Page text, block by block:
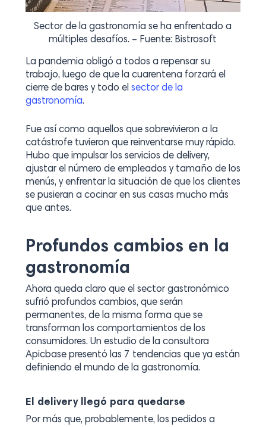
Sector de la gastronomía se ha enfrentado a
múltiples desafíos. – Fuente: Bistrosoft
La pandemia obligó a todos a repensar su
trabajo, luego de que la cuarentena forzará el
cierre de bares y todo el sector de la
gastronomía.
Fue así como aquellos que sobrevivieron a la
catástrofe tuvieron que reinventarse muy rápido.
Hubo que impulsar los servicios de delivery,
ajustar el número de empleados y tamaño de los
menús, y enfrentar la situación de que los clientes
se pusieran a cocinar en sus casas mucho más
que antes.
Profundos cambios en la
gastronomía
Ahora queda claro que el sector gastronómico
sufrió profundos cambios, que serán
permanentes, de la misma forma que se
transforman los comportamientos de los
consumidores. Un estudio de la consultora
Apicbase presentó las 7 tendencias que ya están
definiendo el mundo de la gastronomía.
El delivery llegó para quedarse
Por más que, probablemente, los pedidos a